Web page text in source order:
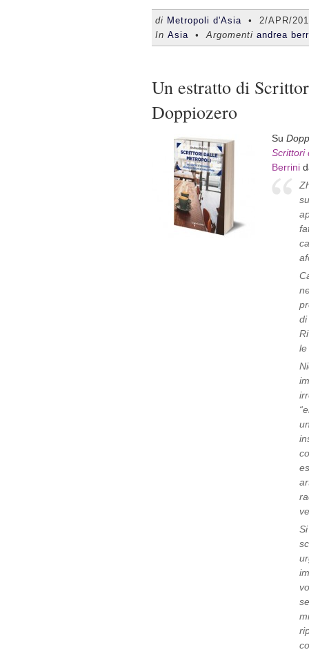
di Metropoli d'Asia • 2/APR/
In Asia • Argomenti andrea
Un estratto di
Doppiozero
Su
Scrittori
Berrini
di
le